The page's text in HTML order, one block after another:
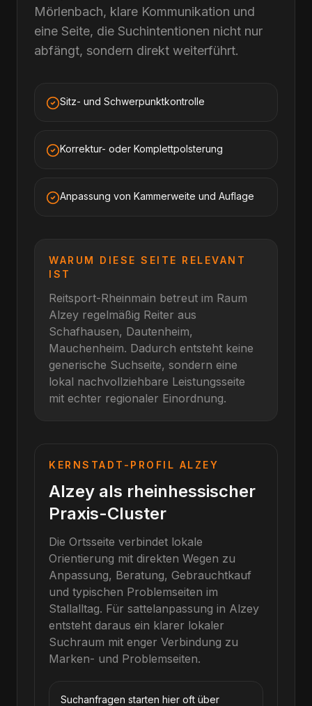
Mörlenbach, klare Kommunikation und
eine Seite, die Suchintentionen nicht nur
abfängt, sondern direkt weiterführt.
Sitz- und Schwerpunktkontrolle
Korrektur- oder Komplettpolsterung
Anpassung von Kammerweite und Auflage
WARUM DIESE SEITE RELEVANT
IST
Reitsport-Rheinmain betreut im Raum
Alzey regelmäßig Reiter aus
Schafhausen, Dautenheim,
Mauchenheim. Dadurch entsteht keine
generische Suchseite, sondern eine
lokal nachvollziehbare Leistungsseite
mit echter regionaler Einordnung.
KERNSTADT-PROFIL ALZEY
Alzey als rheinhessischer
Praxis-Cluster
Die Ortsseite verbindet lokale
Orientierung mit direkten Wegen zu
Anpassung, Beratung, Gebrauchtkauf
und typischen Problemseiten im
Stallalltag. Für sattelanpassung in Alzey
entsteht daraus ein klarer lokaler
Suchraum mit enger Verbindung zu
Marken- und Problemseiten.
Suchanfragen starten hier oft über